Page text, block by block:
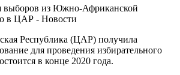
Республика (ЦАР) получила
для проведения избирательного
в конце 2020 года.